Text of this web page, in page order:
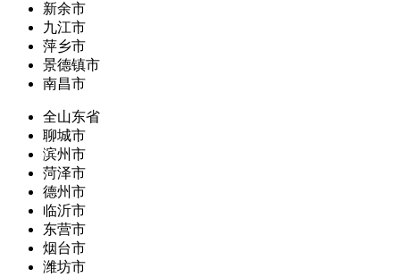
新余市
九江市
萍乡市
景德镇市
南昌市
全山东省
聊城市
滨州市
菏泽市
德州市
临沂市
东营市
烟台市
潍坊市